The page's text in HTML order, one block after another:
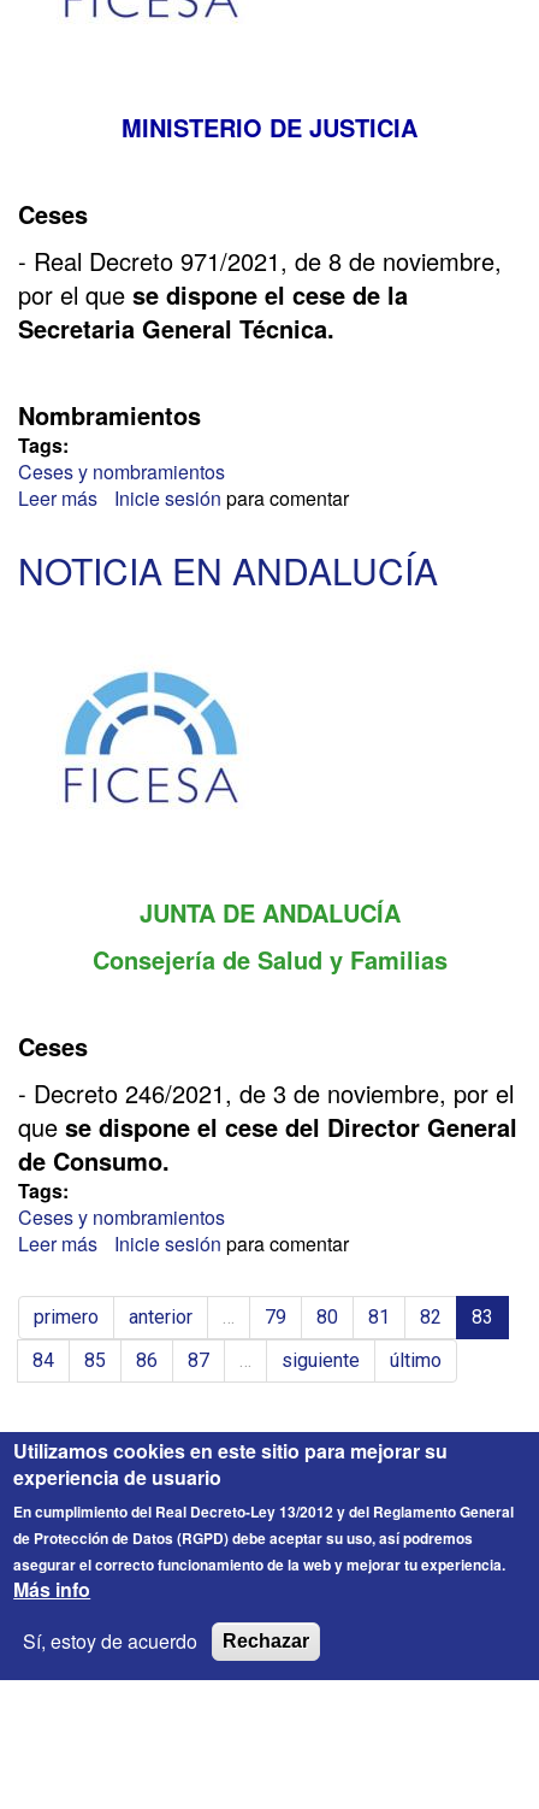
MINISTERIO DE JUSTICIA
Ceses
- Real Decreto 971/2021, de 8 de noviembre,
por el que se dispone el cese de la
Secretaria General Técnica.
Nombramientos
Tags:
Ceses y nombramientos
Leer más sobre
EL
Inicie sesión para comentar
NOTICIA EN ANDALUCÍA
JUNTA DE ANDALUCÍA
Consejería de Salud y Familias
Ceses
- Decreto 246/2021, de 3 de noviembre, por el
que se dispone el cese del Director General
de Consumo.
Tags:
Ceses y nombramientos
Leer más sobre
EN
ANDALUCÍA
Inicie sesión para comentar
primero anterior … 79 80 81 82
83
84
85 86 87 … siguiente último
FICESA
derechos reservados.
Utilizamos cookies en este sitio para mejorar su
experiencia de usuario
En cumplimiento del Real Decreto-Ley 13/2012 y del Reglamento General
de Protección de Datos (RGPD) debe aceptar su uso, así podremos
asegurar el correcto funcionamiento de la web y mejorar tu experiencia.
Más info
Sí, estoy de acuerdo
Rechazar